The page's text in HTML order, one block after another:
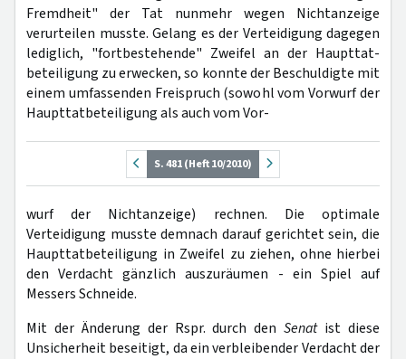
Fremdheit" der Tat nunmehr wegen Nichtanzeige
verurteilen musste. Gelang es der Verteidigung dagegen
lediglich, "fortbestehende" Zweifel an der Haupttat­
beteiligung zu erwecken, so konnte der Beschuldigte mit
einem umfassenden Freispruch (sowohl vom Vorwurf der
Haupttatbeteiligung als auch vom Vor-
S. 481 (Heft 10/2010)
wurf der Nichtanzeige) rechnen. Die optimale
Verteidigung musste demnach darauf gerichtet sein, die
Haupttatbeteiligung in Zweifel zu ziehen, ohne hierbei
den Verdacht gänzlich auszuräumen - ein Spiel auf
Messers Schneide.
Mit der Änderung der Rspr. durch denSenat ist diese
Unsicherheit beseitigt, da ein verbleibender Verdacht der